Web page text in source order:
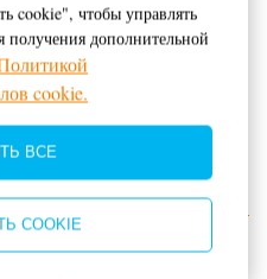
cookie", чтобы управлять
дополнительной
cookie.
ВСЕ
COOKIE
ребят с наступающим Новым